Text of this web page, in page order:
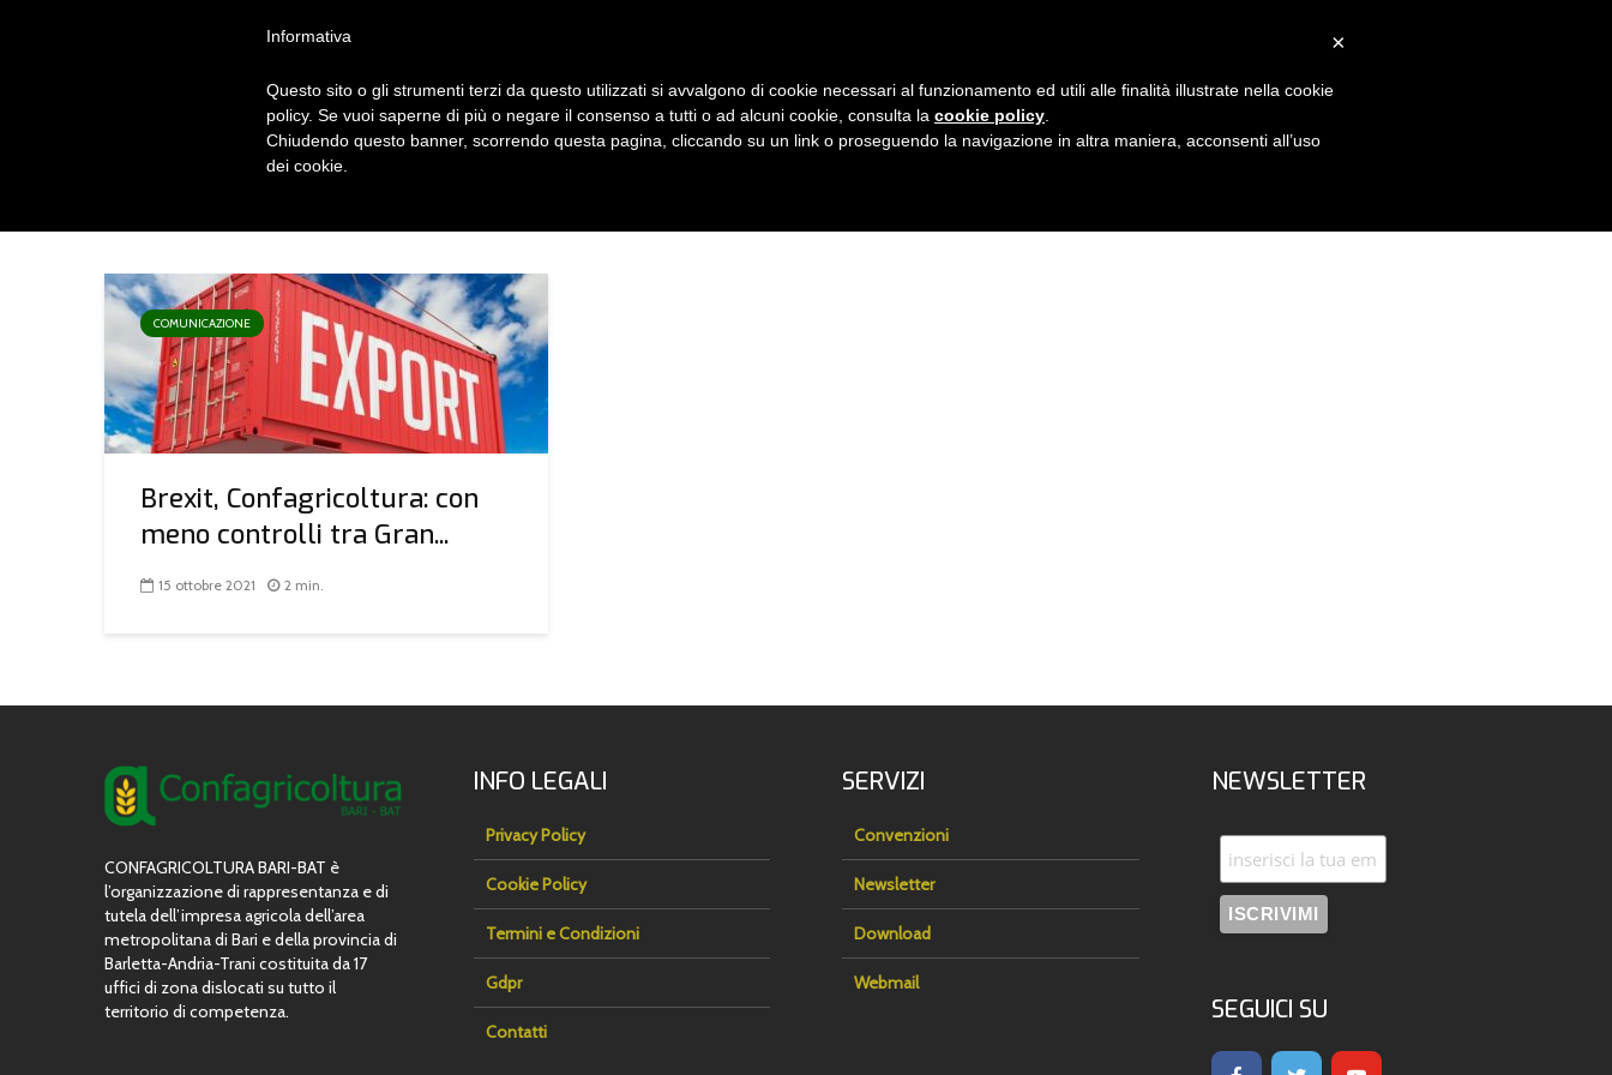
HOME ORGANIZZAZIONE SERVIZI PROGETTI NEWS
COMUNICAZIONE
Brexit, Confagricoltura: con
meno controlli tra Gran...
15 ottobre 2021 2 min.
CONFAGRICOLTURA BARI-BAT è
l’organizzazione di rappresentanza e di
tutela dell’impresa agricola dell’area
metropolitana di Bari e della provincia di
Barletta-Andria-Trani costituita da 17
uffici di zona dislocati su tutto il
territorio di competenza.
INFO LEGALI
Privacy Policy
Cookie Policy
Termini e Condizioni
Gdpr
Contatti
SERVIZI
Convenzioni
Newsletter
Download
Webmail
NEWSLETTER
SEGUICI SU
×
Informativa
Questo sito o gli strumenti terzi da questo utilizzati si avvalgono di cookie necessari al funzionamento ed utili alle finalità illustrate nella cookie
policy. Se vuoi saperne di più o negare il consenso a tutti o ad alcuni cookie, consulta la cookie policy
Chiudendo questo banner, scorrendo questa pagina, cliccando su un link o proseguendo la navigazione in altra maniera, acconsenti all’uso
dei cookie.